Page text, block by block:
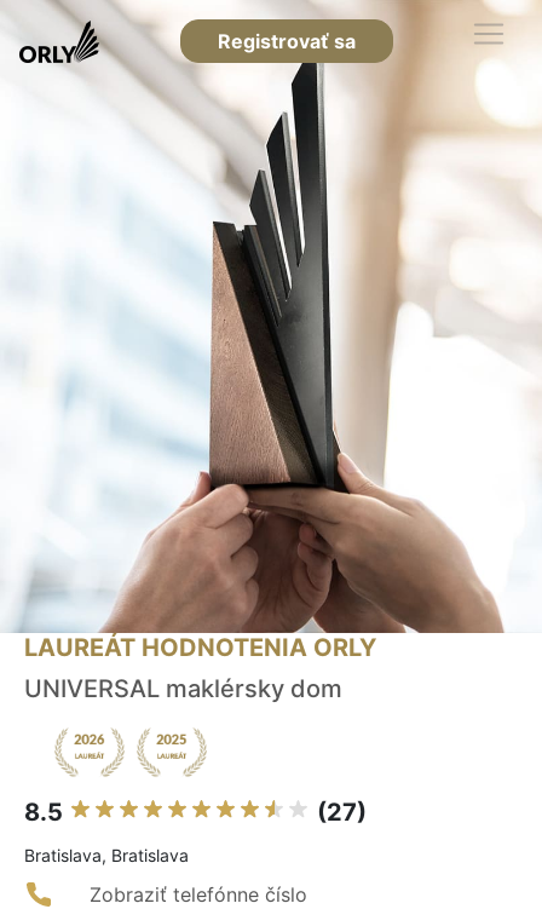
Registrovať sa
LAUREÁT HODNOTENIA ORLY
UNIVERSAL maklérsky dom
8.5 (27)
Bratislava, Bratislava
Zobraziť telefónne číslo